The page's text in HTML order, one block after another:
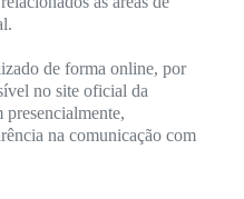
de forma online, por
no site oficial da
presencialmente,
na comunicação com